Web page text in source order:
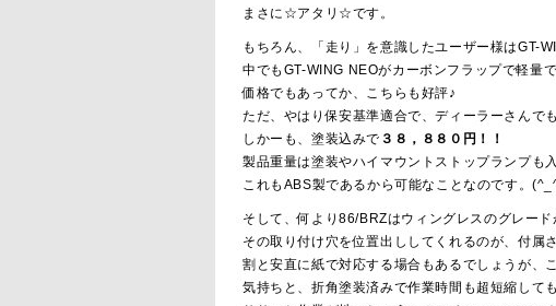
まさに☆アタリ☆です。
もちろん、「走り」を意識したユーザー様はGT-
中でもGT-WING NEOがカーボンフラップで軽量
価格でもあってか、こちらも好評♪
ただ、やはり保安基準適合で、ディーラーさんで
しかーも、塗装込みで ３８，８８０円！！
製品重量は塗装やハイマウントストップランプも
これもABS製であるから可能なことなのです。
そして、何より86/BRZはウィングレスのグレード
その取り付け穴を位置出ししてくれるのが、付属
割と安直に紙で対応する場合もあるでしょうが、
気持ちと、折角塗装済みで作業時間も超短縮して